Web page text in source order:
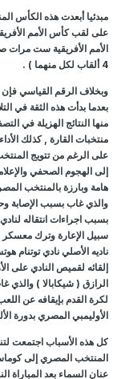
مبدئيا أبعدت هذه الكأس
على لقب كأس الأمم
الأمم الأفريقية ست مرات
4 ألقاب لكل منهما ) .
وبخلاف الرقم القياسي فإن
منها النتائج الهزيلة في
منتخبات القارة , كذلك
على الرغم من تتويج
إلى الهجوم الصحفي
هامة وبارزة بالمنتخب
والذي غاب بسبب الإصابة
بسبب اجراءات انتقاله
سبيل الإعارة وترك معسكر
ناديه الأصلي نادي توتنام
إلقائه لقميص النادي على
الرازق ( شيكابالا ) والذي
لكرة القدم بإيقافه عن
الأوليمبي المصري بدورة
كل هذه الأسباب اجتمعت
المنتخب المصري إلى
عنان السماء بعد المباراة